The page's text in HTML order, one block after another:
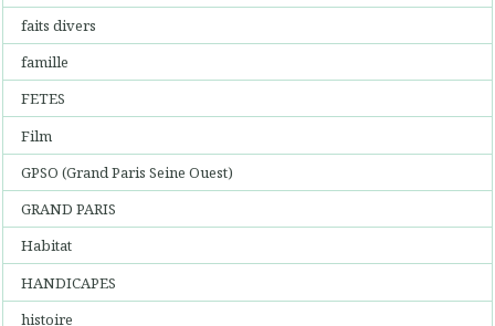
faits divers
famille
FETES
Film
GPSO (Grand Paris Seine Ouest)
GRAND PARIS
Habitat
HANDICAPES
histoire